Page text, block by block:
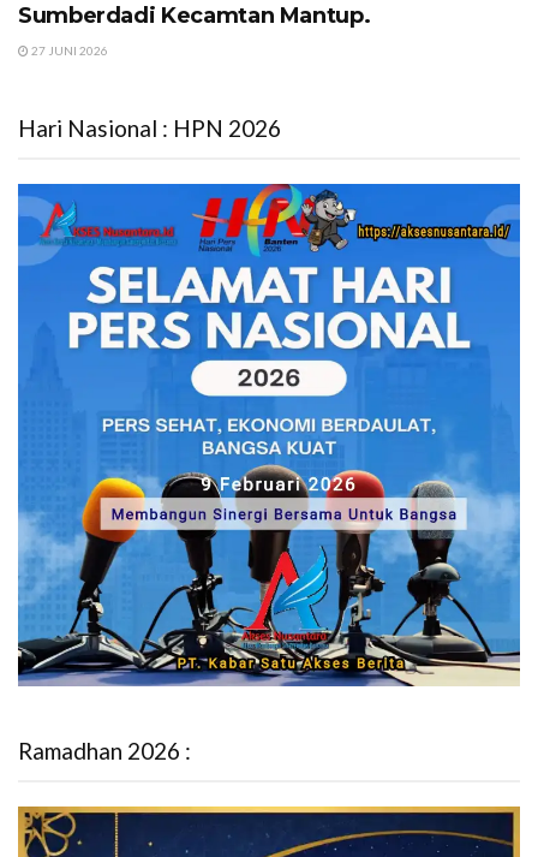
Sumberdadi Kecamtan Mantup.
27 JUNI 2026
Hari Nasional : HPN 2026
Ramadhan 2026 :